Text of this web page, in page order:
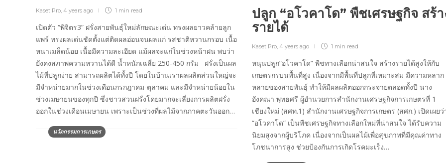
Kaset Pro, 4 years ago 1 min read
เปิดตัว “พิจิตร3” ฝรั่งสายพันธุ์ใหม่ลักษณะเด่น ทรงผลยาวคล้ายลูก
แพร์ ทรงผลเด่นชัดตั้งแต่ติดผลอ่อนจนผลแก่ รสชาติหวานกรอบ เนื้อ
หนาเมล็ดน้อย เนื้อมีความละเอียด แม้ผลจะแก่ในช่วงหน้าฝน พบว่า
ยังคงสภาพความหวานได้ดี น้ำหนักเฉลี่ย 250-450 กรัม ฝรั่งเป็นผล
ไม้ที่ปลูกง่าย สามารถผลิตได้ทั้งปี โดยในบ้านเราผลผลิตส่วนใหญ่จะ
มีจำหน่ายมากในช่วงเดือนกรกฎาคม-ตุลาคม และมีจำหน่ายน้อยใน
ช่วงเมษายนของทุกปี ซึ่งชาวสวนฝรั่งโดยมากจะเลี่ยงการผลิตฝรั่ง
ออกในช่วงเดือนเมษายน เพราะเป็นช่วงที่ผลไม้จากภาคตะวันออก…
ปลูก “อโวคาโด” พืชเศรษฐกิจ สร้า
รายได้
Kaset Pro, 4 years ago 1 min read
หนุนปลูก”อโวคาโด” พืชทางเลือกน่าสนใจ สร้างรายได้สูงให้กับ
เกษตรกรบนพื้นที่สูง เนื่องจากมีพื้นที่ปลูกที่เหมาะสม มีความหลาก
หลายของสายพันธุ์ ทำให้มีผลผลิตออกกระจายตลอดทั้งปี นาง
อังคณา พุทธศรี ผู้อำนวยการสำนักงานเศรษฐกิจการเกษตรที่ 1
เชียงใหม่ (สศท.1) สำนักงานเศรษฐกิจการเกษตร (สศก.) เปิดเผยว่
“อโวคาโด” เป็นพืชเศรษฐกิจทางเลือกใหม่ที่น่าสนใจ ได้รับความ
นิยมสูงจากผู้บริโภค เนื่องจากเป็นผลไม้เพื่อสุขภาพที่มีคุณค่าทาง
โภชนาการสูง ช่วยป้องกันการเกิดโรคมะเร็ง…
นวัตกรรมการเกษตร